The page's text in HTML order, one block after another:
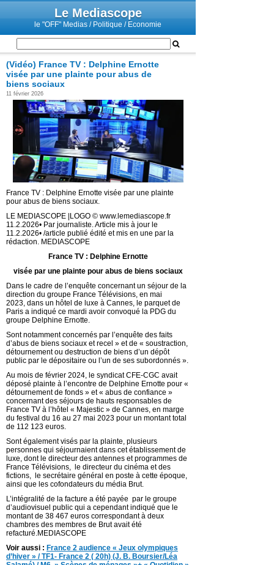
Le Mediascope
le "OFF" Medias / Politique / Economie
(Vidéo) France TV : Delphine Ernotte
visée par une plainte pour abus de
biens sociaux
11 février 2026
France TV : Delphine Ernotte visée par une plainte
pour abus de biens sociaux.
LE MEDIASCOPE |LOGO © www.lemediascope.fr
11.2.2026• Par journaliste. Article mis à jour le
11.2.2026• /article publié édité et mis en une par la
rédaction. MEDIASCOPE
France TV : Delphine Ernotte
visée par une plainte pour abus de biens sociaux
Dans le cadre de l’enquête concernant un séjour de la
direction du groupe France Télévisions, en mai
2023, dans un hôtel de luxe à Cannes, le parquet de
Paris a indiqué ce mardi avoir convoqué la PDG du
groupe Delphine Ernotte.
Sont notamment concernés par l’enquête des faits
d’abus de biens sociaux et recel » et de « soustraction,
détournement ou destruction de biens d’un dépôt
public par le dépositaire ou l’un de ses subordonnés ».
Au mois de février 2024, le syndicat CFE-CGC avait
déposé plainte à l’encontre de Delphine Ernotte pour «
détournement de fonds » et « abus de confiance »
concernant des séjours de hauts responsables de
France TV à l’hôtel « Majestic » de Cannes, en marge
du festival du 16 au 27 mai 2023 pour un montant total
de 112 123 euros.
Sont également visés par la plainte, plusieurs
personnes qui séjournaient dans cet établissement de
luxe, dont le directeur des antennes et programmes de
France Télévisions, le directeur du cinéma et des
fictions, le secrétaire général en poste à cette époque,
ainsi que les cofondateurs du média Brut.
L’intégralité de la facture a été payée par le groupe
d’audiovisuel public qui a cependant indiqué que le
montant de 38 467 euros correspondant à deux
chambres des membres de Brut avait été
refacturé.MEDIASCOPE
Voir aussi : France 2 audience « Jeux olympiques
d’hiver » / TF1- France 2 ( 20h) (J. B. Boursier/Léa